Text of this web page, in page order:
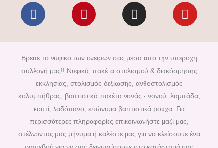
F
a
e
b
o
o
k
P
i
t
e
r
e
s
t
I
n
t
a
g
r
a
m
Y
o
t
u
b
Βρείτε το νυφικό των ονείρων σας μέσα από την υπέροχη
συλλογή μας!! Νυφικά, πακέτα στολισμού & διακόσμησης
εκκλησίας, στολισμός δεξίωσης, ανθοστολισμός
κολυμπήθρας, βαπτιστικά πακέτα νονάς - νονού: λαμπάδα,
κουτί, λαδόπανο, επώνυμα βαπτιστικά ρούχα. Για
περισσότερες πληροφορίες επικοινωνήστε μαζί μας,
στέλνοντας μας μήνυμα ή καλέστε μας για να κλείσουμε ένα